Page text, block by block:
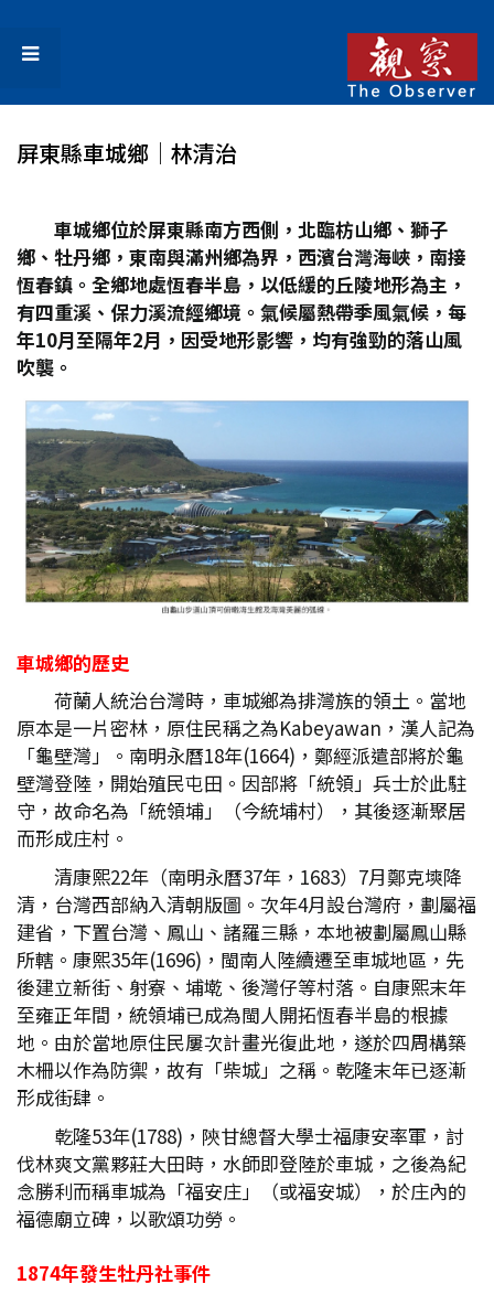
屏東縣車城鄉│林清治
車城鄉位於屏東縣南方西側，北臨枋山鄉、獅子
鄉、牡丹鄉，東南與滿州鄉為界，西濱台灣海峽，南接
恆春鎮。全鄉地處恆春半島，以低緩的丘陵地形為主，
有四重溪、保力溪流經鄉境。氣候屬熱帶季風氣候，每
年10月至隔年2月，因受地形影響，均有強勁的落山風
吹襲。
車城鄉的歷史
荷蘭人統治台灣時，車城鄉為排灣族的領土。當地
原本是一片密林，原住民稱之為Kabeyawan，漢人記為
「龜壁灣」。南明永曆18年(1664)，鄭經派遣部將於龜
壁灣登陸，開始殖民屯田。因部將「統領」兵士於此駐
守，故命名為「統領埔」（今統埔村），其後逐漸聚居
而形成庄村。
清康熙22年（南明永曆37年，1683）7月鄭克塽降
清，台灣西部納入清朝版圖。次年4月設台灣府，劃屬福
建省，下置台灣、鳳山、諸羅三縣，本地被劃屬鳳山縣
所轄。康熙35年(1696)，閩南人陸續遷至車城地區，先
後建立新街、射寮、埔墘、後灣仔等村落。自康熙末年
至雍正年間，統領埔已成為閩人開拓恆春半島的根據
地。由於當地原住民屢次計畫光復此地，遂於四周構築
木柵以作為防禦，故有「柴城」之稱。乾隆末年已逐漸
形成街肆。
乾隆53年(1788)，陝甘總督大學士福康安率軍，討
伐林爽文黨夥莊大田時，水師即登陸於車城，之後為紀
念勝利而稱車城為「福安庄」（或福安城），於庄內的
福德廟立碑，以歌頌功勞。
1874年發生牡丹社事件